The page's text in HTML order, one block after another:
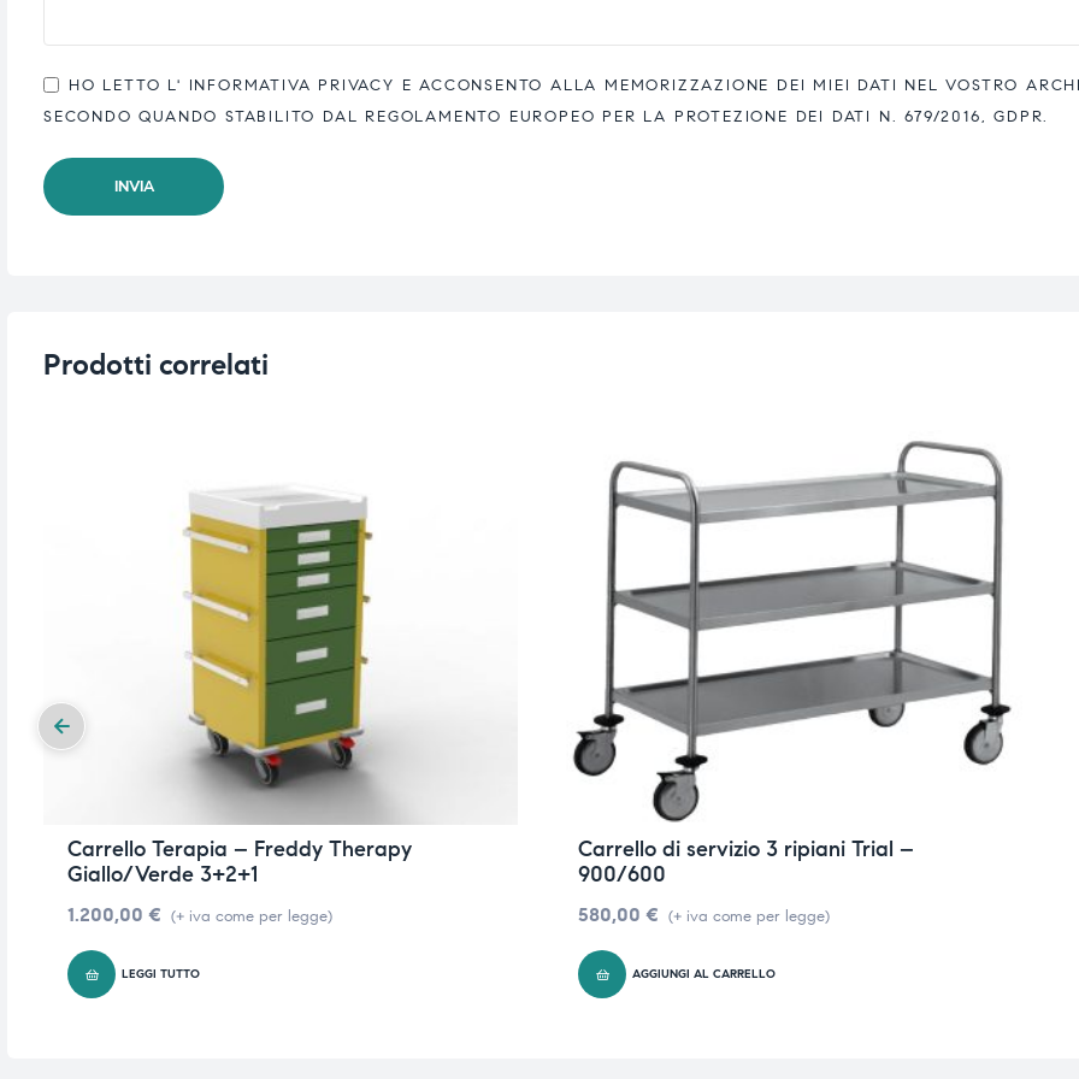
HO LETTO L' INFORMATIVA PRIVACY E ACCONSENTO ALLA MEMORIZZAZIONE DEI MIEI DATI NEL VOSTRO
SECONDO QUANDO STABILITO DAL REGOLAMENTO EUROPEO PER LA PROTEZIONE DEI DATI N. 679/2016, GDPR.
Prodotti correlati
Carrello Terapia – Freddy Therapy
Giallo/Verde 3+2+1
1.200,00 € (+ iva come per legge)
LEGGI TUTTO
Carrello di servizio 3 ripiani Trial –
900/600
580,00 € (+ iva come per legge)
AGGIUNGI AL CARRELLO